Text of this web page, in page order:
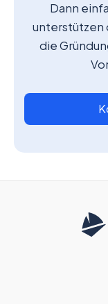
Dann
unterstützen
die